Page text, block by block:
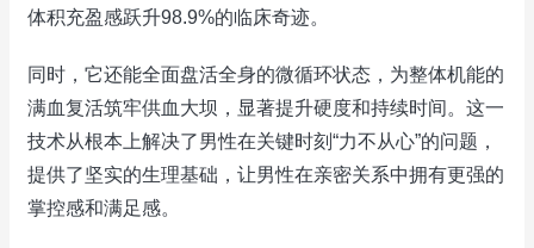
体积充盈感跃升98.9%的临床奇迹。
同时，它还能全面盘活全身的微循环状态，为整体机能的
满血复活筑牢供血大坝，显著提升硬度和持续时间。这一
技术从根本上解决了男性在关键时刻“力不从心”的问题，
提供了坚实的生理基础，让男性在亲密关系中拥有更强的
掌控感和满足感。